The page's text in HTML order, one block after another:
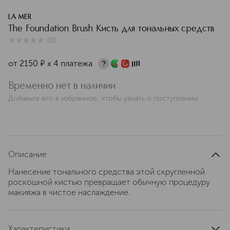
LA MER
The Foundation Brush Кисть для тональных средств
(0)
от 2150 ¤ х 4 платежа
Временно нет в наличии
Добавьте его в избранное, чтобы узнать о поступлении
Описание
Нанесение тонального средства этой скругленной
роскошной кистью превращает обычную процедуру
макияжа в чистое наслаждение.